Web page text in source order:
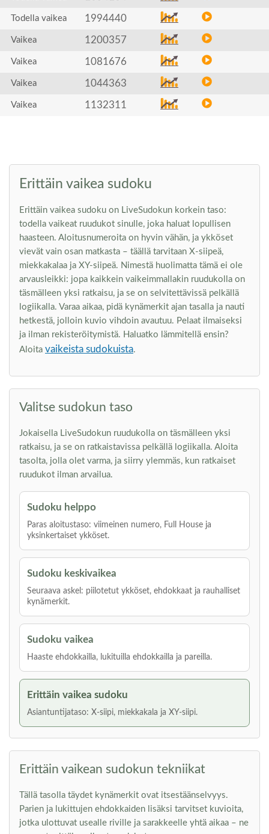
Todella vaikea 1994440
Vaikea 1200357
Vaikea 1081676
Vaikea 1044363
Vaikea 1132311
Erittäin vaikea sudoku
Erittäin vaikea sudoku on LiveSudokun korkein taso:
todella vaikeat ruudukot sinulle, joka haluat lopullisen
haasteen. Aloitusnumeroita on hyvin vähän, ja ykköset
vievät vain osan matkasta – täällä tarvitaan X-siipeä,
miekkakalaa ja XY-siipeä. Nimestä huolimatta tämä ei ole
arvausleikki: jopa kaikkein vaikeimmallakin ruudukolla on
täsmälleen yksi ratkaisu, ja se on selvitettävissä pelkällä
logiikalla. Varaa aikaa, pidä kynämerkit ajan tasalla ja nauti
hetkestä, jolloin kuvio vihdoin avautuu. Pelaat ilmaiseksi
ja ilman rekisteröitymistä. Haluatko lämmitellä ensin?
Aloita vaikeista sudokuista.
Valitse sudokun taso
Jokaisella LiveSudokun ruudukolla on täsmälleen yksi
ratkaisu, ja se on ratkaistavissa pelkällä logiikalla. Aloita
tasolta, jolla olet varma, ja siirry ylemmäs, kun ratkaiset
ruudukot ilman arvailua.
Sudoku helppo
Paras aloitustaso: viimeinen numero, Full House ja
yksinkertaiset ykköset.
Sudoku keskivaikea
Seuraava askel: piilotetut ykköset, ehdokkaat ja rauhalliset
kynämerkit.
Sudoku vaikea
Haaste ehdokkailla, lukituilla ehdokkailla ja pareilla.
Erittäin vaikea sudoku
Asiantuntijataso: X-siipi, miekkakala ja XY-siipi.
Erittäin vaikean sudokun tekniikat
Tällä tasolla täydet kynämerkit ovat itsestäänselvyys.
Parien ja lukittujen ehdokkaiden lisäksi tarvitset kuvioita,
jotka ulottuvat usealle riville ja sarakkeelle yhtä aikaa – ne